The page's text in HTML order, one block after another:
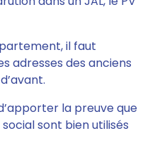
il faut
adresses des anciens
la preuve que
sont bien utilisés